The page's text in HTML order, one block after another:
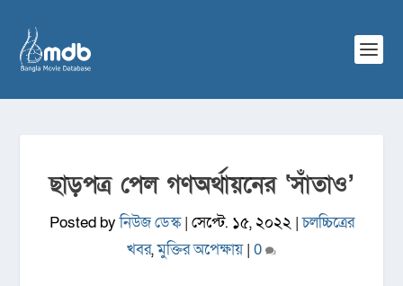
ছাড়পত্র পেল গণঅর্থায়নের ‘সাঁতাও’
Posted byনিউজ ডেস্ক| সেপ্টে. ১৫, ২০২২ |চলচ্চিত্রের
খবর,মুক্তির অপেক্ষায়| 0